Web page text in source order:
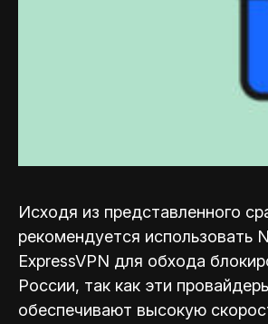
Исходя из представленного
рекомендуется использовать
ExpressVPN для обхода
России, так как эти
обеспечивают высокую